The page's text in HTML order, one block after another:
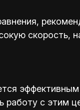
скорость,
работу с этим